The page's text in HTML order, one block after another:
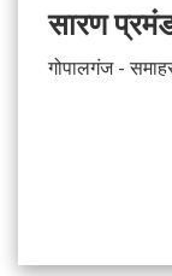
सारण
गोपालगंज -